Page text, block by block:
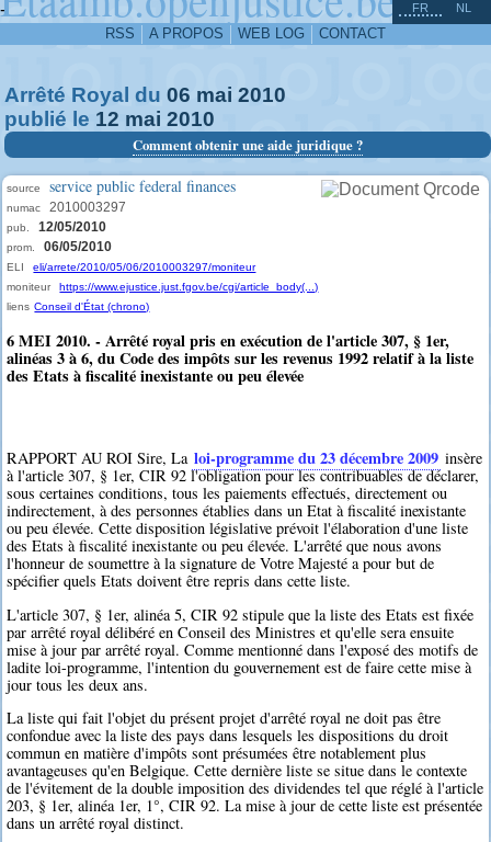
-
RSS A PROPOS WEB LOG CONTACT
FR NL
Arrêté Royal du 06 mai 2010
publié le 12 mai 2010
Comment obtenir une aide juridique ?
source service public federal finances
numac 2010003297
pub. 12/05/2010
prom. 06/05/2010
ELI
eli/arrete/2010/05/06/2010003297/moniteur
moniteur
https://www.ejustice.just.fgov.be/cgi/article_body(...)
liens Conseil d'État (chrono)
6 MEI 2010. - Arrêté royal pris en exécution de l'article 307, § 1er,
alinéas 3 à 6, du Code des impôts sur les revenus 1992 relatif à la liste
des Etats à fiscalité inexistante ou peu élevée
RAPPORT AU ROI Sire, La loi-programme du 23 décembre 2009 insère
à l'article 307, § 1er, CIR 92 l'obligation pour les contribuables de déclarer,
sous certaines conditions, tous les paiements effectués, directement ou
indirectement, à des personnes établies dans un Etat à fiscalité inexistante
ou peu élevée. Cette disposition législative prévoit l'élaboration d'une liste
des Etats à fiscalité inexistante ou peu élevée. L'arrêté que nous avons
l'honneur de soumettre à la signature de Votre Majesté a pour but de
spécifier quels Etats doivent être repris dans cette liste.
L'article 307, § 1er, alinéa 5, CIR 92 stipule que la liste des Etats est fixée
par arrêté royal délibéré en Conseil des Ministres et qu'elle sera ensuite
mise à jour par arrêté royal. Comme mentionné dans l'exposé des motifs de
ladite loi-programme, l'intention du gouvernement est de faire cette mise à
jour tous les deux ans.
La liste qui fait l'objet du présent projet d'arrêté royal ne doit pas être
confondue avec la liste des pays dans lesquels les dispositions du droit
commun en matière d'impôts sont présumées être notablement plus
avantageuses qu'en Belgique. Cette dernière liste se situe dans le contexte
de l'évitement de la double imposition des dividendes tel que réglé à l'article
203, § 1er, alinéa 1er, 1°, CIR 92. La mise à jour de cette liste est présentée
dans un arrêté royal distinct.
^